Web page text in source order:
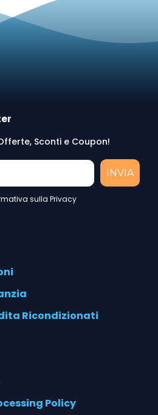
Sconti e Coupon!
INVIA
sulla Privacy
Ricondizionati
Policy